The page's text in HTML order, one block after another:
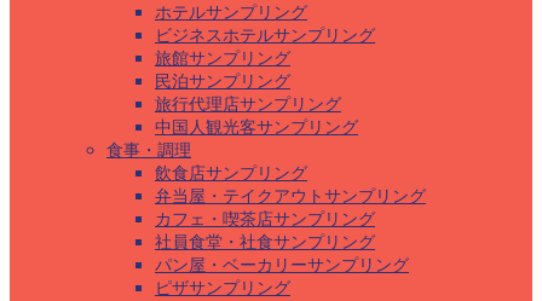
ホテルサンプリング
ビジネスホテルサンプリング
旅館サンプリング
民泊サンプリング
旅行代理店サンプリング
中国人観光客サンプリング
食事・調理
飲食店サンプリング
弁当屋・テイクアウトサンプリング
カフェ・喫茶店サンプリング
社員食堂・社食サンプリング
パン屋・ベーカリーサンプリング
ピザサンプリング